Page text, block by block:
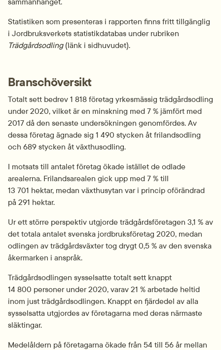
Statistiken som presenteras i rapporten finns fritt tillgänglig
Trädgårdsodling (länk i sidhuvudet).
Branschöversikt
Totalt sett bedrev 1 818 företag yrkesmässig trädgårdsodling
under 2020, vilket är en minskning med 7 % jämfört med
2017 då den senaste undersökningen genomfördes. Av
dessa företag ägnade sig 1 490 stycken åt frilandsodling
och 689 stycken åt växthusodling.
I motsats till antalet företag ökade istället de odlade
arealerna. Frilandsarealen gick upp med 7 % till
13 701 hektar, medan växthusytan var i princip oförändrad
på 291 hektar.
Ur ett större perspektiv utgjorde trädgårdsföretagen 3,1 % av
det totala antalet svenska jordbruksföretag 2020, medan
odlingen av trädgårdsväxter tog drygt 0,5 % av den svenska
åkermarken i anspråk.
Trädgårdsodlingen sysselsatte totalt sett knappt
14 800 personer under 2020, varav 21 % arbetade heltid
inom just trädgårdsodlingen. Knappt en fjärdedel av alla
sysselsatta utgjordes av företagarna med deras närmaste
släktingar.
Medelåldern på företagarna ökade från 54 till 56 år mellan